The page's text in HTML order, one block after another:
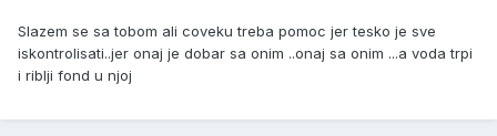
Slazem se sa tobom ali coveku treba pomoc jer tesko je sve
iskontrolisati..jer onaj je dobar sa onim ..onaj sa onim ...a voda trpi
i riblji fond u njoj